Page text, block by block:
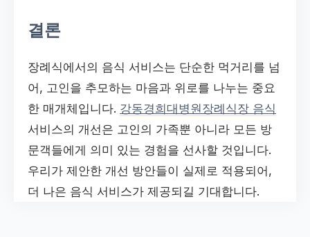
결론
장례식에서의 음식 서비스는 단순한 먹거리를 넘
어, 고인을 추모하는 마음과 위로를 나누는 중요
한 매개체입니다. 강동경희대병원장례식장 음식
서비스의 개선은 고인의 가족뿐 아니라 모든 방
문객들에게 의미 있는 경험을 선사할 것입니다.
우리가 제안한 개선 방안들이 실제로 적용되어,
더 나은 음식 서비스가 제공되길 기대합니다.